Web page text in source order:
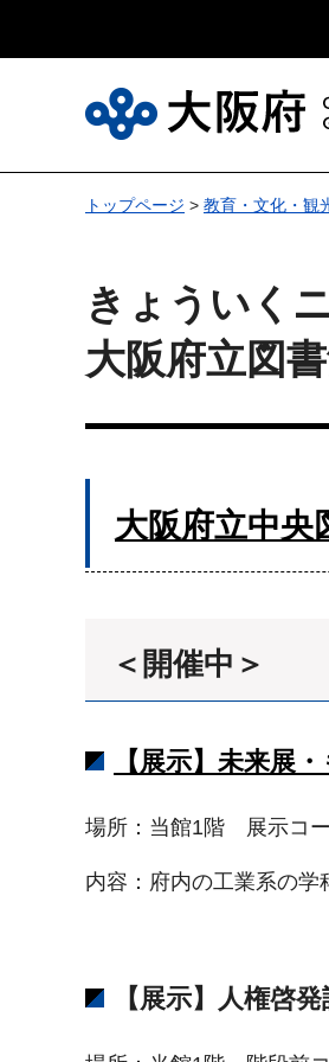
トップページ > 教育・文化・観
きょういく
大阪府立図
大阪府立中央
＜開催中＞
【展示】未来展
場所：当館1階 展示コ
内容：府内の工業系の学
【展示】人権啓